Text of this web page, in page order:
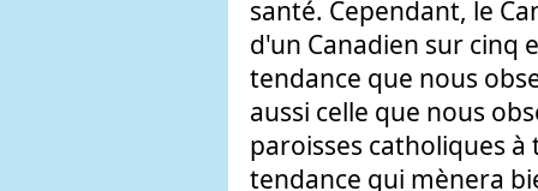
santé. Cependant, le
d'un Canadien sur cinq
tendance que nous
aussi celle que nous
paroisses catholiques à
tendance qui mènera